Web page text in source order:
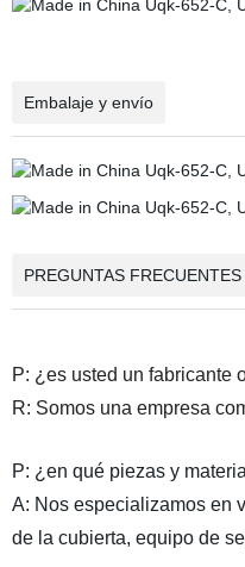
Embalaje y envío
PREGUNTAS FRECUENTES
P: ¿esusted un fabricante
R: Somosuna empresa
P: ¿en qué piezas y
A: Nos especializamos en
de la cubierta, equipo de